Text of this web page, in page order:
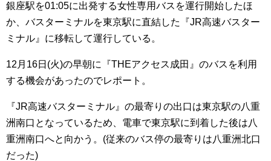
銀座駅を01:05に出発する女性専用バスを運行開始したほ
か、バスターミナルを東京駅に直結した『JR高速バスター
ミナル』に移転して運行している。
12月16日(火)の早朝に『THEアクセス成田』のバスを利用
する機会があったのでレポート。
『JR高速バスターミナル』の最寄りの出口は東京駅の八重
洲南口となっているため、電車で東京駅に到着した後は八
重洲南口へと向かう。(従来のバス停の最寄りは八重洲北口
だった)